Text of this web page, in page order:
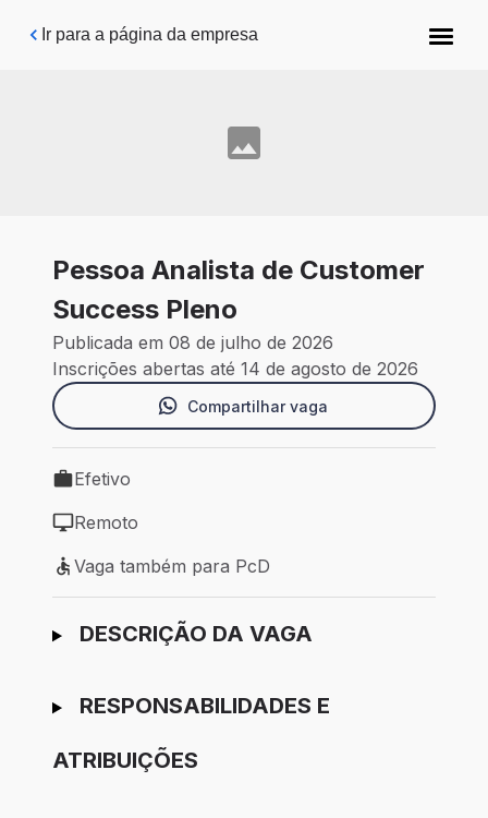
Pular para o conteúdo principal
Ir para a página da empresa
Pessoa Analista de Customer
Success Pleno
Publicada em 08 de julho de 2026
Inscrições abertas até 14 de agosto de 2026
Compartilhar vaga
Tipo de vaga: Efetivo
Efetivo
Modelo de trabalho: Remoto
Remoto
Vaga também para PcD
Vaga também para PcD
Ir para candidatura
DESCRIÇÃO DA VAGA
RESPONSABILIDADES E
ATRIBUIÇÕES